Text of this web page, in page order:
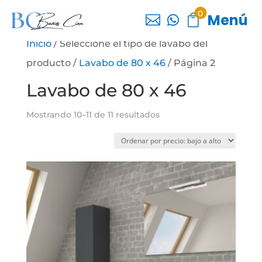
  0 Menú
Inicio/ Seleccione el tipo de lavabo del
producto / Lavabo de 80 x 46/ Página 2
Lavabo de 80 x 46
Mostrando 10–11 de 11 resultadosOrdenado
bajo
a
alto